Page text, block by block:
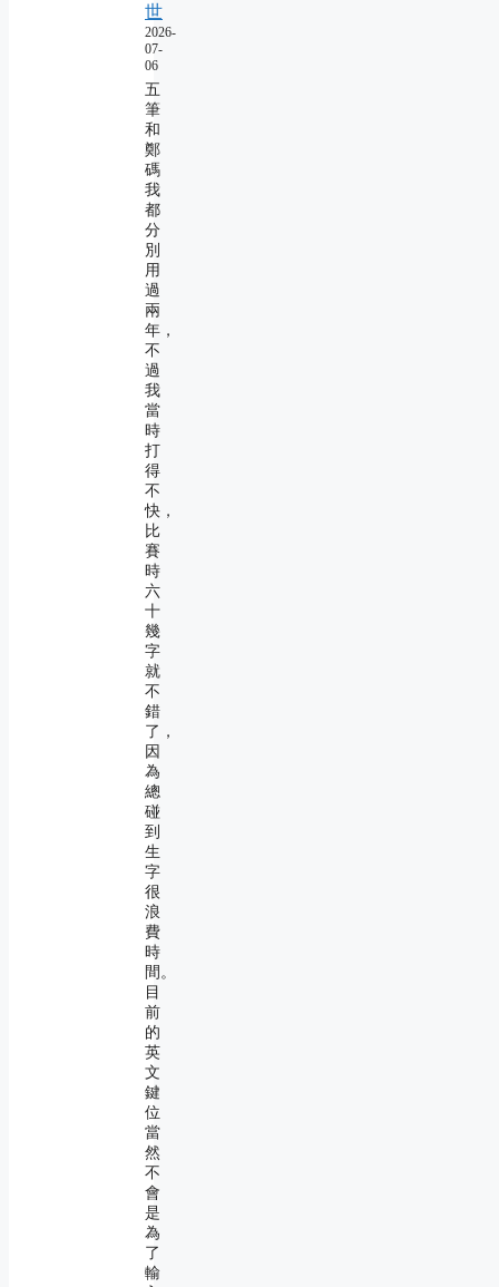
世
2026-
07-
06
五
筆
和
鄭
碼
我
都
分
別
用
過
兩
年，
不
過
我
當
時
打
得
不
快，
比
賽
時
六
十
幾
字
就
不
錯
了，
因
為
總
碰
到
生
字
很
浪
費
時
間。
目
前
的
英
文
鍵
位
當
然
不
會
是
為
了
輸